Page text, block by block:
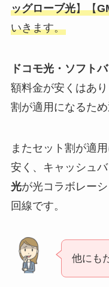
ッグローブ光】【
いきます。
ドコモ光・ソフト
額料金が安くはあ
割が適用になるた
またセット割が適
安く、キャッシュ
光が光コラボレー
回線です。
他にも